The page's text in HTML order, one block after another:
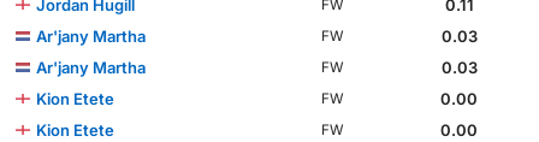
Jordan Hugill FW
0.11
Ar'jany Martha
FW
0.03
Ar'jany Martha
FW
0.03
Kion Etete
FW
0.00
Kion Etete
FW
0.00